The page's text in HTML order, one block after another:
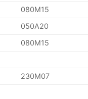
080M15
050A20
080M15
230M07